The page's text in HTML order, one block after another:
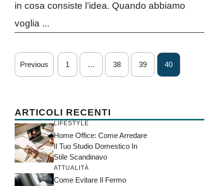
in cosa consiste l’idea. Quando abbiamo
voglia ...
Previous 1 … 38 39 40
ARTICOLI RECENTI
LIFESTYLE
Home Office: Come Arredare
Il Tuo Studio Domestico In
Stile Scandinavo
ATTUALITÀ
Come Evitare Il Fermo